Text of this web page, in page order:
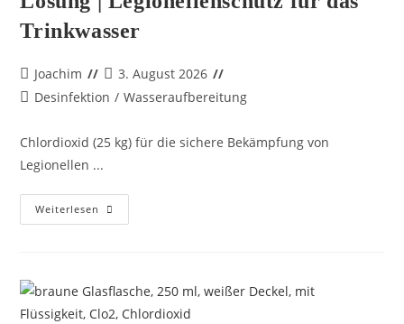
Trinkwasser
Joachim
3. August 2026
Desinfektion / Wasseraufbereitung
Chlordioxid (25 kg) für die sichere Bekämpfung von
Legionellen ...
Weiterlesen